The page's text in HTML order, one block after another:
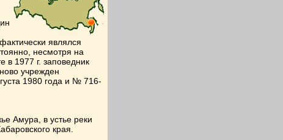
являлся
несмотря на
1977 г. заповедник
учрежден
1980 года и № 716-
Амура, в устье реки
края.